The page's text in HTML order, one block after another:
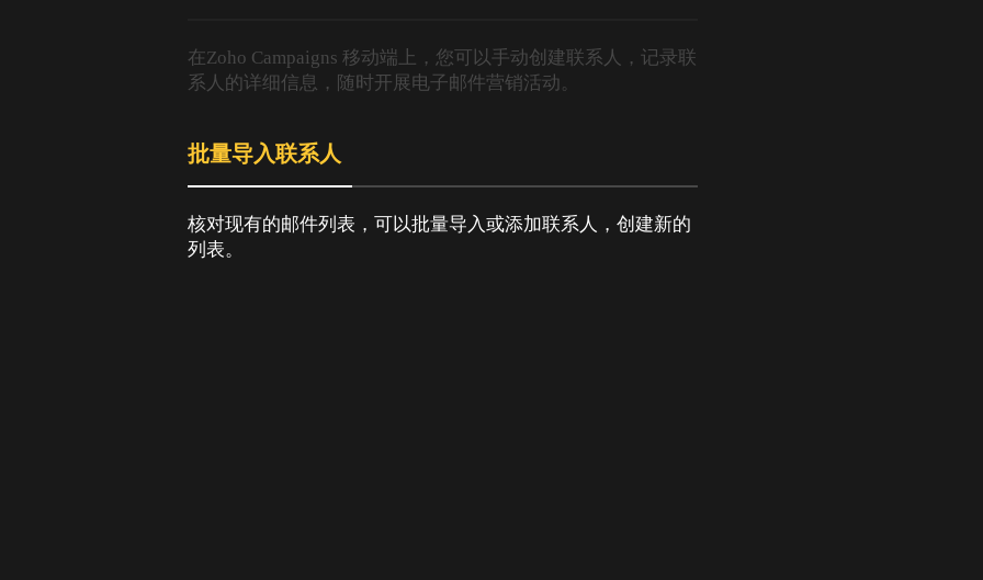
在Zoho Campaigns 移动端上，您可以手动创建联系人，记录联
系人的详细信息，随时开展电子邮件营销活动。
批量导入联系人
核对现有的邮件列表，可以批量导入或添加联系人，创建新的
列表。